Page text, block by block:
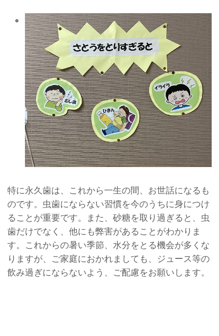
特に永久歯は、これから一生の間、お世話になるも
のです。虫歯にならない習慣を今のうちに身につけ
ることが重要です。また、砂糖を取り過ぎると、虫
歯だけでなく、他にも弊害があることがわかりま
す。これからの暑い季節、水分をとる機会が多くな
りますが、ご家庭におかれましても、ジュース等の
飲み過ぎにならないよう、ご配慮をお願いします。